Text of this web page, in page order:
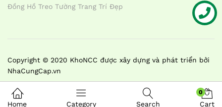
Đồng Hồ Treo Tường Trang Trí Đẹp
Copyright © 2020 KhoNCC được xây dựng và phát triển bởi
NhaCungCap.vn
Home Category Search
0
Cart
Liên hệ